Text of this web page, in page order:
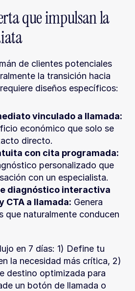
que impulsan la
de clientes potenciales
la transición hacia
diseños específicos:
vinculado a llamada:
económico que solo se
directo.
con cita programada:
personalizado que
con un especialista.
diagnóstico interactiva
CTA a llamada: Genera
que naturalmente conducen
en 7 días: 1) Define tu
la necesidad más crítica, 2)
destino optimizada para
un botón de llamada o